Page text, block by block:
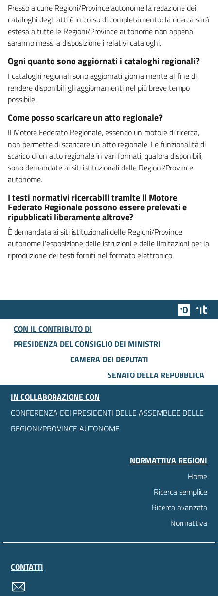
Presso alcune Regioni/Province autonome la redazione dei
cataloghi degli atti è in corso di completamento; la ricerca sarà
estesa a tutte le Regioni/Province autonome non appena
saranno messi a disposizione i relativi cataloghi.
Ogni quanto sono aggiornati i cataloghi regionali?
I cataloghi regionali sono aggiornati giornalmente al fine di
rendere disponibili gli aggiornamenti nel più breve tempo
possibile.
Come posso scaricare un atto regionale?
Il Motore Federato Regionale, essendo un motore di ricerca,
non permette di scaricare un atto regionale. Le funzionalità di
scarico di un atto regionale in vari formati, qualora disponibili,
sono demandate ai siti istituzionali delle Regioni/Province
autonome.
I testi normativi ricercabili tramite il Motore
Federato Regionale possono essere prelevati e
ripubblicati liberamente altrove?
È demandata ai siti istituzionali delle Regioni/Province
autonome l'esposizione delle istruzioni e delle limitazioni per la
riproduzione dei testi forniti nel formato elettronico.
Team
CON IL CONTRIBUTO DI
PRESIDENZA DEL CONSIGLIO DEI MINISTRI
CAMERA DEI DEPUTATI
SENATO DELLA REPUBBLICA
IN COLLABORAZIONE CON
CONFERENZA DEI PRESIDENTI DELLE ASSEMBLEE DELLE
REGIONI/PROVINCE AUTONOME
NORMATTIVA REGIONI
Home
Ricerca semplice
Ricerca avanzata
Normattiva
CONTATTI